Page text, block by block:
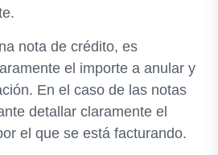
nota de crédito, es
el importe a anular y
En el caso de las notas
detallar claramente el
el que se está facturando.